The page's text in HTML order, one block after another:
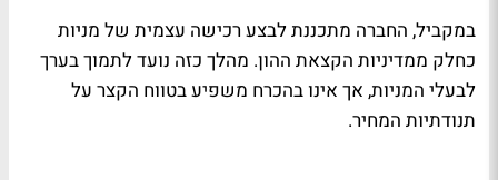
במקביל, החברה מתכננת לבצע רכישה עצמית של מניות
כחלק ממדיניות הקצאת ההון. מהלך כזה נועד לתמוך בערך
לבעלי המניות, אך אינו בהכרח משפיע בטווח הקצר על
תנודתיות המחיר.